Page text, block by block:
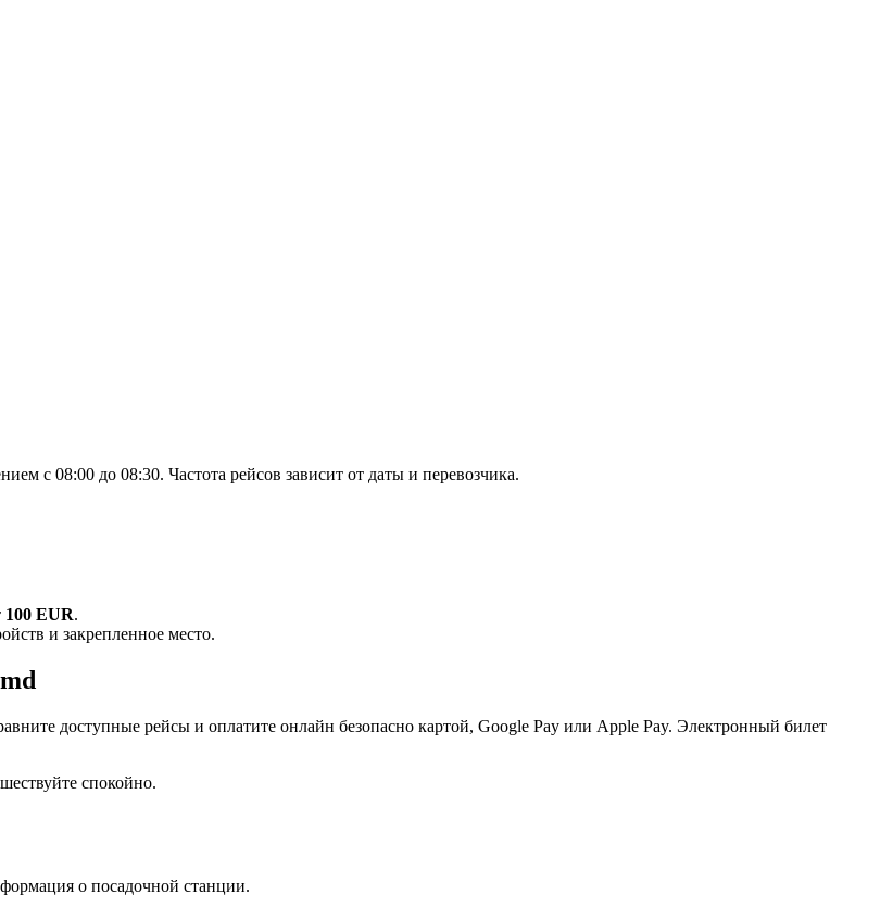
с 08:00 до 08:30. Частота рейсов зависит от даты и перевозчика.
100 EUR.
и закрепленное место.
доступные рейсы и оплатите онлайн безопасно картой, Google Pay или Apple Pay. Электронный билет
спокойно.
о посадочной станции.